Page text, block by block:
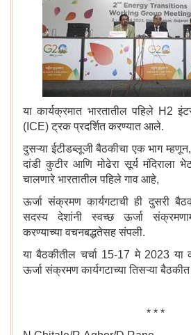
या कार्यक्रमात भारतातील पहिले H2
(ICE) ट्रक प्रदर्शित करण्यात आले.
दुसऱ्या ईटीडब्लूजी बैठकीचा एक भाग म्हणून,
दांडी कुटीर आणि मोढेरा सूर्य मंदिराला
चालणारे भारतातील पहिले गाव आहे,
ऊर्जा संक्रमण कार्यगटाची ही दुसरी
सदस्य देशांनी स्वच्छ ऊर्जा
करण्याच्या वचनबद्धतेसह संपली.
या बैठकीतील चर्चा 15-17 मे 2023 या
ऊर्जा संक्रमण कार्यगटाच्या तिसऱ्या
* * *